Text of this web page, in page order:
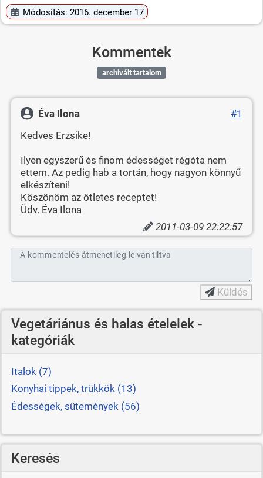
Módosítás: 2016. december 17
Kommentek
archivált tartalom
Éva Ilona
#1
Kedves Erzsike!
Ilyen egyszerű és finom édességet régóta nem
ettem. Az pedig hab a tortán, hogy nagyon könnyű
elkészíteni!
Köszönöm az ötletes receptet!
Üdv. Éva Ilona
2011-03-09 22:22:57
A kommentelés átmenetileg le van tiltva
Küldés
Vegetáriánus és halas ételelek -
kategóriák
Italok (7)
Konyhai tippek, trükkök (13)
Édességek, sütemények (56)
Keresés